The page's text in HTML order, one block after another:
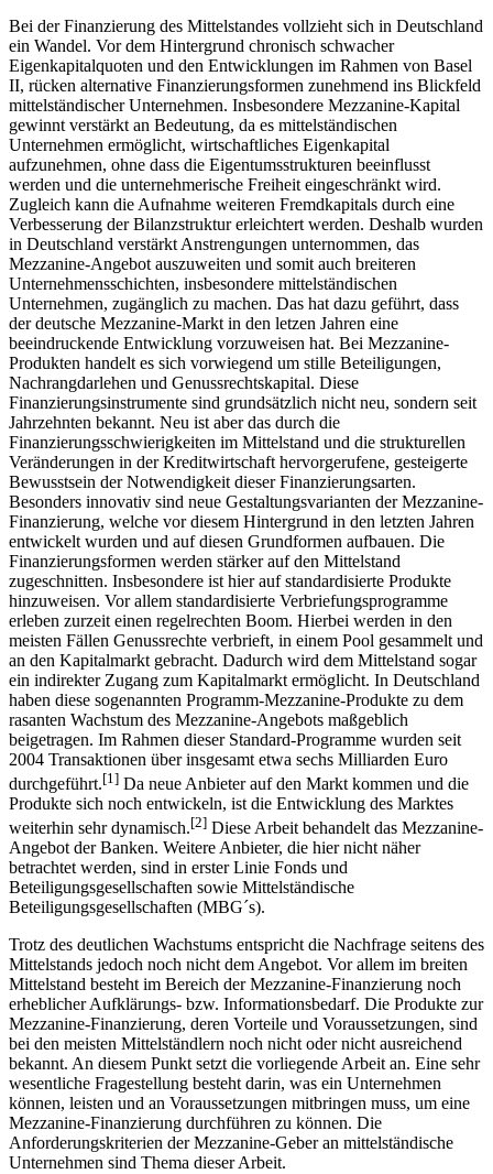
Bei der Finanzierung des Mittelstandes vollzieht sich in Deutschland
ein Wandel. Vor dem Hintergrund chronisch schwacher
Eigenkapitalquoten und den Entwicklungen im Rahmen von Basel
II, rücken alternative Finanzierungsformen zunehmend ins Blickfeld
mittelständischer Unternehmen. Insbesondere Mezzanine-Kapital
gewinnt verstärkt an Bedeutung, da es mittelständischen
Unternehmen ermöglicht, wirtschaftliches Eigenkapital
aufzunehmen, ohne dass die Eigentumsstrukturen beeinflusst
werden und die unternehmerische Freiheit eingeschränkt wird.
Zugleich kann die Aufnahme weiteren Fremdkapitals durch eine
Verbesserung der Bilanzstruktur erleichtert werden. Deshalb wurden
in Deutschland verstärkt Anstrengungen unternommen, das
Mezzanine-Angebot auszuweiten und somit auch breiteren
Unternehmensschichten, insbesondere mittelständischen
Unternehmen, zugänglich zu machen. Das hat dazu geführt, dass
der deutsche Mezzanine-Markt in den letzen Jahren eine
beeindruckende Entwicklung vorzuweisen hat. Bei Mezzanine-
Produkten handelt es sich vorwiegend um stille Beteiligungen,
Nachrangdarlehen und Genussrechtskapital. Diese
Finanzierungsinstrumente sind grundsätzlich nicht neu, sondern seit
Jahrzehnten bekannt. Neu ist aber das durch die
Finanzierungsschwierigkeiten im Mittelstand und die strukturellen
Veränderungen in der Kreditwirtschaft hervorgerufene, gesteigerte
Bewusstsein der Notwendigkeit dieser Finanzierungsarten.
Besonders innovativ sind neue Gestaltungsvarianten der Mezzanine-
Finanzierung, welche vor diesem Hintergrund in den letzten Jahren
entwickelt wurden und auf diesen Grundformen aufbauen. Die
Finanzierungsformen werden stärker auf den Mittelstand
zugeschnitten. Insbesondere ist hier auf standardisierte Produkte
hinzuweisen. Vor allem standardisierte Verbriefungsprogramme
erleben zurzeit einen regelrechten Boom. Hierbei werden in den
meisten Fällen Genussrechte verbrieft, in einem Pool gesammelt und
an den Kapitalmarkt gebracht. Dadurch wird dem Mittelstand sogar
ein indirekter Zugang zum Kapitalmarkt ermöglicht. In Deutschland
haben diese sogenannten Programm-Mezzanine-Produkte zu dem
rasanten Wachstum des Mezzanine-Angebots maßgeblich
beigetragen. Im Rahmen dieser Standard-Programme wurden seit
2004 Transaktionen über insgesamt etwa sechs Milliarden Euro
durchgeführt.[1] Da neue Anbieter auf den Markt kommen und die
Produkte sich noch entwickeln, ist die Entwicklung des Marktes
weiterhin sehr dynamisch.[2] Diese Arbeit behandelt das Mezzanine-
Angebot der Banken. Weitere Anbieter, die hier nicht näher
betrachtet werden, sind in erster Linie Fonds und
Beteiligungsgesellschaften sowie Mittelständische
Beteiligungsgesellschaften (MBG´s).
Trotz des deutlichen Wachstums entspricht die Nachfrage seitens des
Mittelstands jedoch noch nicht dem Angebot. Vor allem im breiten
Mittelstand besteht im Bereich der Mezzanine-Finanzierung noch
erheblicher Aufklärungs- bzw. Informationsbedarf. Die Produkte zur
Mezzanine-Finanzierung, deren Vorteile und Voraussetzungen, sind
bei den meisten Mittelständlern noch nicht oder nicht ausreichend
bekannt. An diesem Punkt setzt die vorliegende Arbeit an. Eine sehr
wesentliche Fragestellung besteht darin, was ein Unternehmen
können, leisten und an Voraussetzungen mitbringen muss, um eine
Mezzanine-Finanzierung durchführen zu können. Die
Anforderungskriterien der Mezzanine-Geber an mittelständische
Unternehmen sind Thema dieser Arbeit.